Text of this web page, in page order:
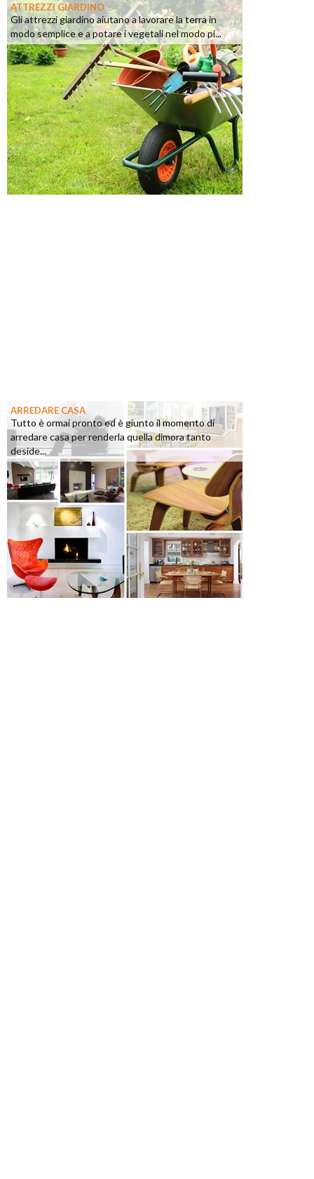
ATTREZZI GIARDINO
Gli attrezzi giardino aiutano a lavorare la terra in
modo semplice e a potare i vegetali nel modo pi...
ARREDARE CASA
Tutto è ormai pronto ed è giunto il momento di
arredare casa per renderla quella dimora tanto
deside...